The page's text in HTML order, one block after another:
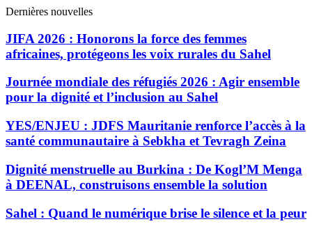
Dernières nouvelles
JIFA 2026 : Honorons la force des femmes
africaines, protégeons les voix rurales du Sahel
Journée mondiale des réfugiés 2026 : Agir ensemble
pour la dignité et l’inclusion au Sahel
YES/ENJEU : JDFS Mauritanie renforce l’accès à la
santé communautaire à Sebkha et Tevragh Zeina
Dignité menstruelle au Burkina : De Kogl’M Menga
à DEENAL, construisons ensemble la solution
Sahel : Quand le numérique brise le silence et la peur